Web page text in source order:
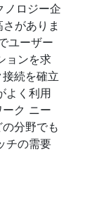
ノロジー企
がありま
ユーザー
ョンを求
続を確立
よく利用
ク ニー
分野でも
チの需要